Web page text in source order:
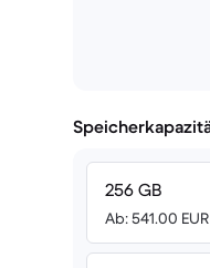
256 GB
Ab: 541.00 EUR